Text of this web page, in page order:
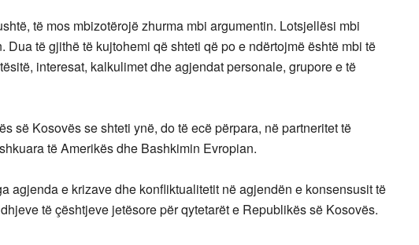
të mos mbizotërojë zhurma mbi argumentin. Lotsjellësi mbi
Dua të gjithë të kujtohemi që shteti që po e ndërtojmë është mbi të
interesat, kalkulimet dhe agjendat personale, grupore e të
së Kosovës se shteti ynë, do të ecë përpara, në partneritet të
të Amerikës dhe Bashkimin Evropian.
agjenda e krizave dhe konfliktualitetit në agjendën e konsensusit të
të çështjeve jetësore për qytetarët e Republikës së Kosovës.